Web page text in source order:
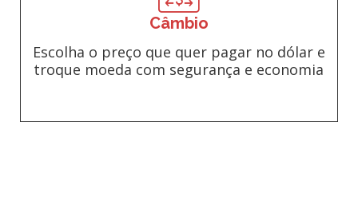
Câmbio
Escolha o preço que quer pagar no dólar e
troque moeda com segurança e economia